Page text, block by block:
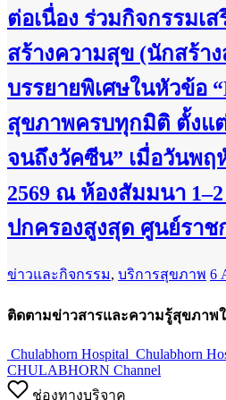
ต่อเนื่อง ร่วมกิจกรรมเ
สร้างความสุข (นักสร้า
บรรยายพิเศษในหัวข้อ
สุขภาพครบทุกมิติ ตั้งแ
จนถึงวัคซีน” เมื่อวันพ
2569 ณ ห้องสัมมนา
ปกครองสูงสุด ศูนย์ราช
ข่าวและกิจกรรม, บริการสุขภาพ 6
ติดตามข่าวสารและความรู้สุขภาพ
Chulabhorn Hospital Chulabhorn
CHULABHORN Channel
ช่องทางบริจาค